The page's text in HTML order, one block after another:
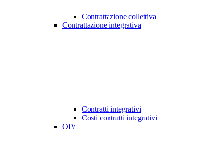
Contrattazione collettiva
Contrattazione integrativa
Contratti integrativi
Costi contratti integrativi
OIV